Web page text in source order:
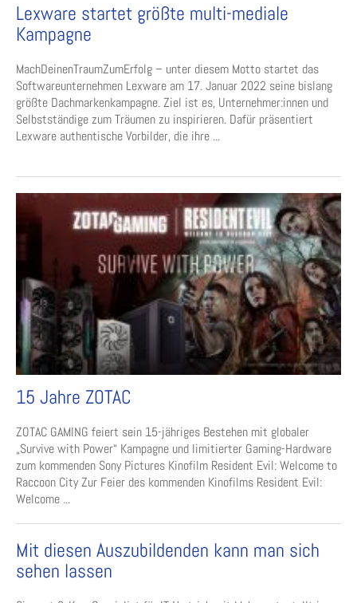
Lexware startet größte multi-mediale
Kampagne
MachDeinenTraumZumErfolg – unter diesem Motto startet das
Softwareunternehmen Lexware am 17. Januar 2022 seine bislang
größte Dachmarkenkampagne. Ziel ist es, Unternehmer:innen und
Selbstständige zum Träumen zu inspirieren. Dafür präsentiert
Lexware authentische Vorbilder, die ihre ...
15 Jahre ZOTAC
ZOTAC GAMING feiert sein 15-jähriges Bestehen mit globaler
„Survive with Power“ Kampagne und limitierter Gaming-Hardware
zum kommenden Sony Pictures Kinofilm Resident Evil: Welcome to
Raccoon City Zur Feier des kommenden Kinofilms Resident Evil:
Welcome ...
Mit diesen Auszubildenden kann man sich
sehen lassen